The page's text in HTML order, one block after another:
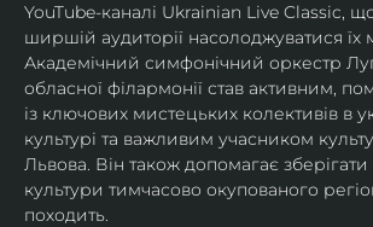
YouTube-каналі Ukrainian Live Classic,
ширшій аудиторії насолоджуватися їх
Академічний симфонічний оркестр
обласної філармонії став активним,
із ключових мистецьких колективів в
культурі та важливим учасником
Львова. Він також допомагає
культури тимчасово окупованого
походить.